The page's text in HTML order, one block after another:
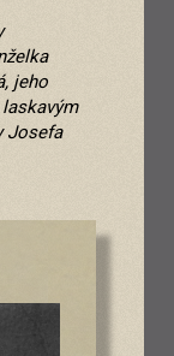
jeho
Josefa